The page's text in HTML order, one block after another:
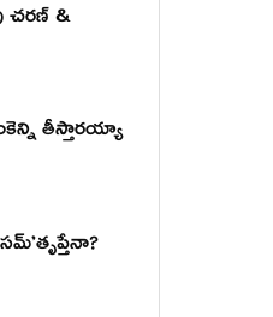
చరణ్ &
తీస్తారయ్యా